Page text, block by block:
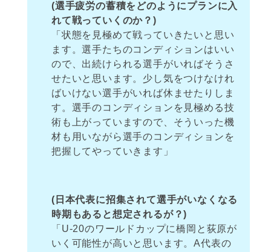
(選手疲労の蓄積をどのようにプランに入
れて戦っていくのか？)
「状態を見極めて戦っていきたいと思い
ます。選手たちのコンディションはいい
ので、出続けられる選手がいればそうさ
せたいと思います。少し気をつけなけれ
ばいけない選手がいれば休ませたりしま
す。選手のコンディションを見極める技
術も上がっていますので、そういった機
材も用いながら選手のコンディションを
把握してやっていきます」
(日本代表に招集されて選手がいなくなる
時期もあると想定されるが？)
「U-20のワールドカップに橋岡と荻原が
いく可能性が高いと思います。A代表の